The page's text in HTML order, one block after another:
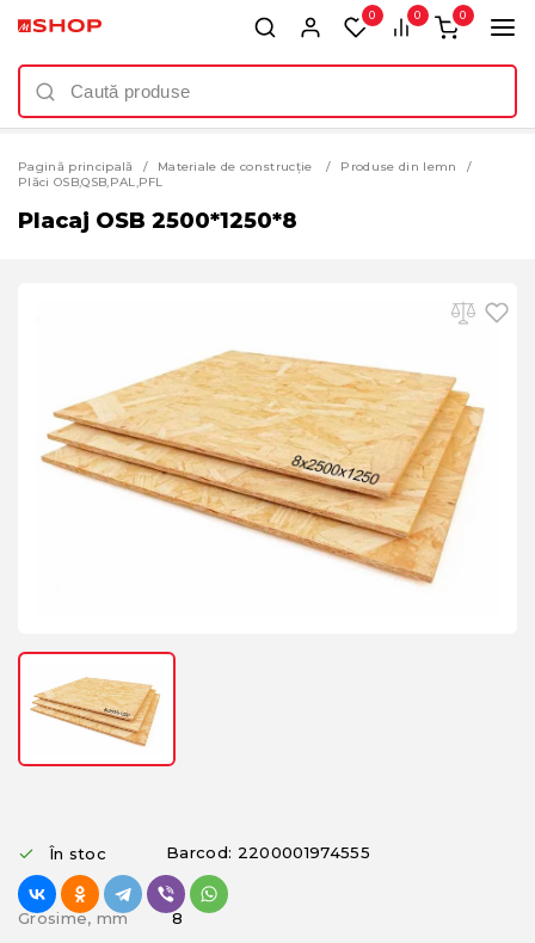
0 0 0
Pagină principală Materiale de construcție
Produse din lemn
Plăci OSB,QSB,PAL,PFL
Placaj OSB 2500*1250*8
În stoc Barcod: 2200001974555
Grosime, mm
8